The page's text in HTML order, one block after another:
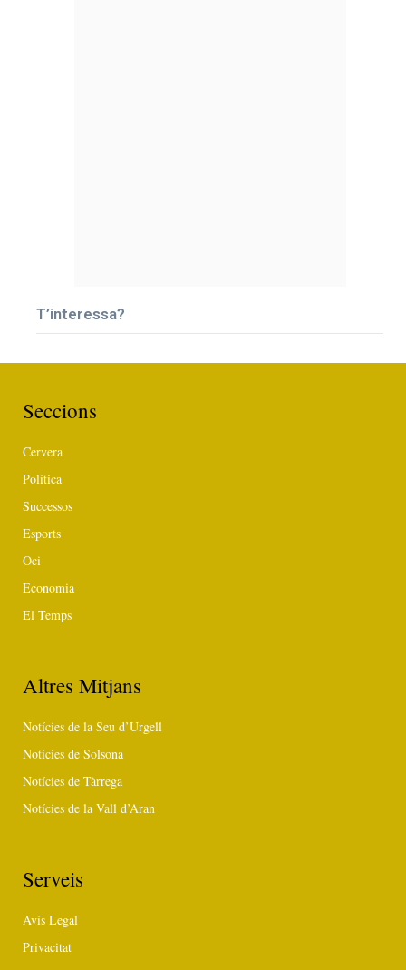
T’interessa?
Seccions
Cervera
Política
Successos
Esports
Oci
Economia
El Temps
Altres Mitjans
Notícies de la Seu d’Urgell
Notícies de Solsona
Notícies de Tàrrega
Notícies de la Vall d’Aran
Serveis
Avís Legal
Privacitat